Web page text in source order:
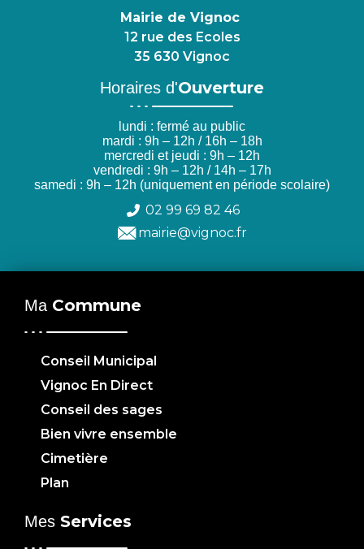
Mairie de Vignoc
12 rue des Ecoles
35 630 Vignoc
Horaires d'Ouverture
lundi : fermé au public
mardi : 9h – 12h / 16h – 18h
mercredi et jeudi : 9h – 12h
vendredi : 9h – 12h / 14h – 17h
samedi : 9h – 12h (uniquement en période scolaire)
02 99 69 82 46
mairie@vignoc.fr
Ma Commune
Conseil Municipal
Vignoc En Direct
Conseil des sages
Bien vivre ensemble
Cimetière
Plan
Mes Services